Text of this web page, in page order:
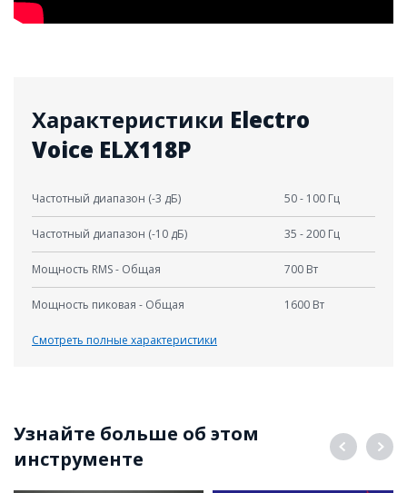
Характеристики Electro
Voice ELX118P
Частотный диапазон (-3 дБ) 50 - 100 Гц
Частотный диапазон (-10 дБ) 35 - 200 Гц
Мощность RMS - Общая 700 Вт
Мощность пиковая - Общая 1600 Вт
Смотреть полные характеристики
Узнайте больше об этом
инструменте